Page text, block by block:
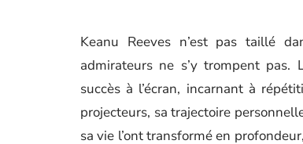
Keanu Reeves n’est pas taillé
admirateurs ne s’y trompent pas.
succès à l’écran, incarnant à
projecteurs, sa trajectoire
sa vie l’ont transformé en